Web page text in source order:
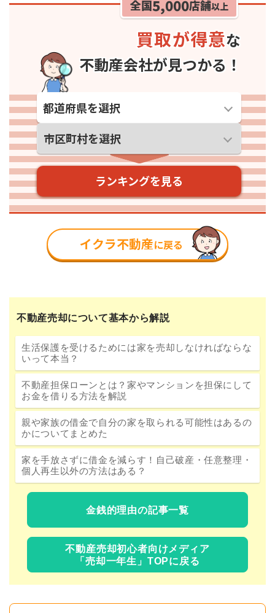
不動産売却について基本から解説
生活保護を受けるためには家を売却しなければならな
いって本当？
不動産担保ローンとは？家やマンションを担保にして
お金を借りる方法を解説
親や家族の借金で自分の家を取られる可能性はあるの
かについてまとめた
家を手放さずに借金を減らす！自己破産・任意整理・
個人再生以外の方法はある？
金銭的理由の記事一覧
不動産売却初心者向けメディア
「売却一年生」TOPに戻る